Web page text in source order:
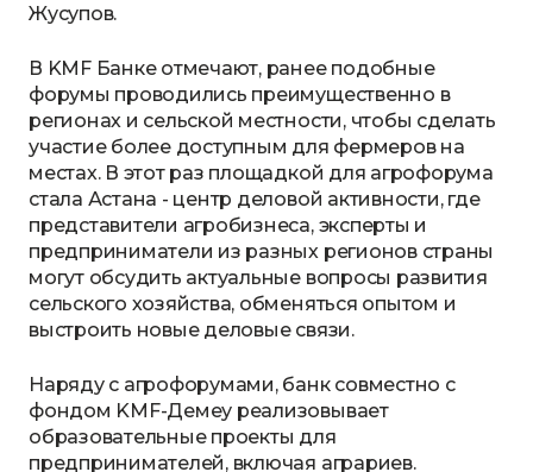
Жусупов.
В KMF Банке отмечают, ранее подобные
форумы проводились преимущественно в
регионах и сельской местности, чтобы сделать
участие более доступным для фермеров на
местах. В этот раз площадкой для агрофорума
стала Астана - центр деловой активности, где
представители агробизнеса, эксперты и
предприниматели из разных регионов страны
могут обсудить актуальные вопросы развития
сельского хозяйства, обменяться опытом и
выстроить новые деловые связи.
Наряду с агрофорумами, банк совместно с
фондом KMF-Демеу реализовывает
образовательные проекты для
предпринимателей, включая аграриев.